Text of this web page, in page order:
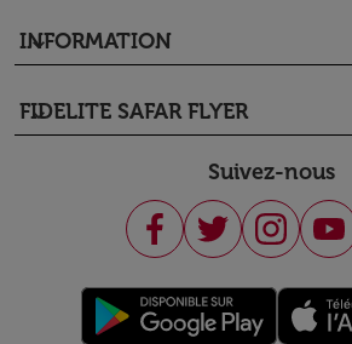
INFORMATION
keyboard_arrow_down
FIDELITE SAFAR FLYER
keyboard_arrow_down
Suivez-nous